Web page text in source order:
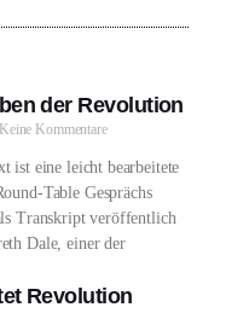
der Revolution
Keine Kommentare
ist eine leicht bearbeitete
Table Gesprächs
Transkript veröffentlich
Dale, einer der
Revolution